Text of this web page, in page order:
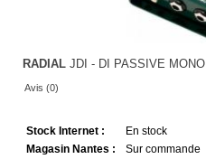
RADIAL JDI - DI PASSIVE MONO
Avis (0)
Stock Internet :
En stock
Magasin Nantes :
Sur commande